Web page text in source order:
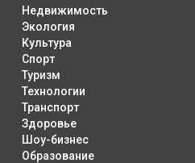
Недвижимость
Экология
Культура
Спорт
Туризм
Технологии
Транспорт
Здоровье
Шоу-бизнес
Образование